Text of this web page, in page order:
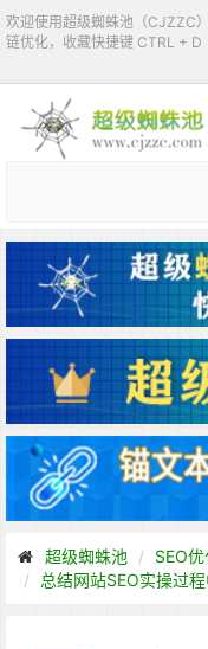
欢迎使用超级蜘蛛池（CJZZC
链优化，收藏快捷键 CTRL + D
超级蜘蛛池
SEO
总结网站SEO实操过